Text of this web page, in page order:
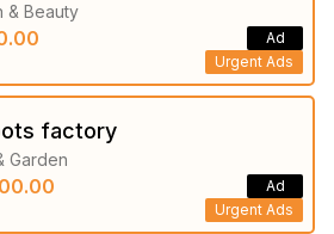
& Beauty
Urgent Ads
Ad
factory
Garden
Urgent Ads
Ad